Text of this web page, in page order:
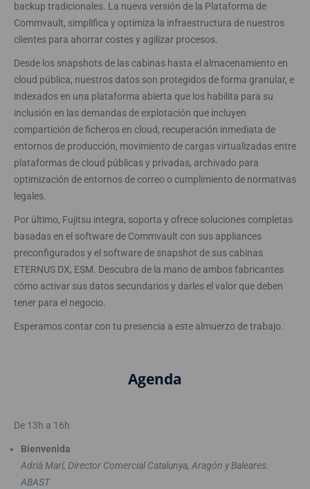
backup tradicionales. La nueva versión de la Plataforma de
Commvault, simplifica y optimiza la infraestructura de nuestros
clientes para ahorrar costes y agilizar procesos.
Desde los snapshots de las cabinas hasta el almacenamiento en
cloud pública, nuestros datos son protegidos de forma granular, e
indexados en una plataforma abierta que los habilita para su
inclusión en las demandas de explotación que incluyen
compartición de ficheros en cloud, recuperación inmediata de
entornos de producción, movimiento de cargas virtualizadas entre
plataformas de cloud públicas y privadas, archivado para
optimización de entornos de correo o cumplimiento de normativas
legales.
Por último, Fujitsu integra, soporta y ofrece soluciones completas
basadas en el software de Commvault con sus appliances
preconfigurados y el software de snapshot de sus cabinas
ETERNUS DX, ESM. Descubra de la mano de ambos fabricantes
cómo activar sus datos secundarios y darles el valor que deben
tener para el negocio.
Esperamos contar con tu presencia a este almuerzo de trabajo.
Agenda
De 13h a 16h
Bienvenida
Adrià Marí, Director Comercial Catalunya, Aragón y Baleares.
ABAST